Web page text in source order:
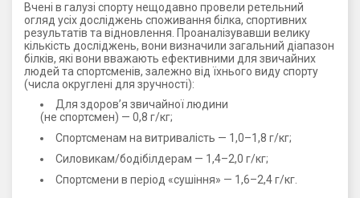
Вчені в галузі спорту нещодавно провели ретельний
огляд усіх досліджень споживання білка, спортивних
результатів та відновлення. Проаналізувавши велику
кількість досліджень, вони визначили загальний діапазон
білків, які вони вважають ефективними для звичайних
людей та спортсменів, залежно від їхнього виду спорту
(числа округлені для зручності):
Для здоров’я звичайної людини
(не спортсмен) — 0,8 г/кг;
Спортсменам на витривалість — 1,0–1,8 г/кг;
Силовикам/бодібілдерам — 1,4–2,0 г/кг;
Спортсмени в період «сушіння» — 1,6–2,4 г/кг.